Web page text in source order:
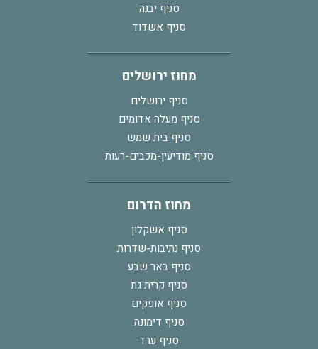
סניף יבנה
סניף אשדוד
מחוז ירושלים
סניף ירושלים
סניף מעלה אדומים
סניף בית שמש
סניף מודיעין-מכבים-רעות
מחוז הדרום
סניף אשקלון
סניף נתיבות-שדרות
סניף באר שבע
סניף קרית גת
סניף אופקים
סניף דימונה
סניף ערד